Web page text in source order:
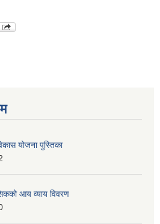
योजना पुस्तिका
आय व्याय विवरण